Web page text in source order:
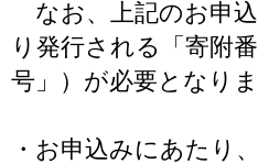
なお、上記のお申
り発行される「寄附
号」）が必要となりま
・お申込みにあたり